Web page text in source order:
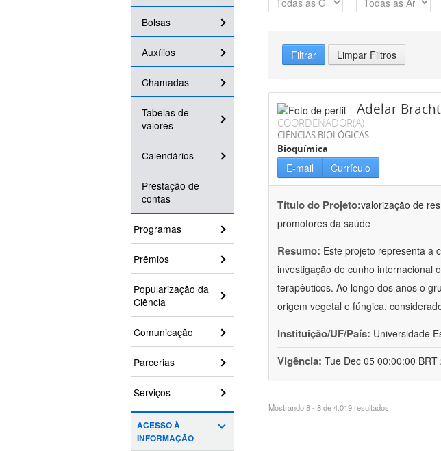
Bolsas
Auxílios
Chamadas
Tabelas de
valores
Calendários
Prestação de
contas
Programas
Prêmios
Popularização da
Ciência
Comunicação
Parcerias
Serviços
ACESSO À
INFORMAÇÃO
Filtrar Limpar Filtros
Adelar Bracht
COORDENADOR(A)
CIÊNCIAS BIOLÓGICAS
Bioquímica
E-mail Currículo
Título do Projeto:valorização de
promotores da saúde
Resumo: Este projeto representa a
investigação de cunho internacional
terapêuticos. Ao longo dos anos o
origem vegetal e fúngica,
Instituição/UF/País: Universidade
Vigência: Tue Dec 05 00:00:00
Mostrando 8 - 8 de 4.019 resultados.